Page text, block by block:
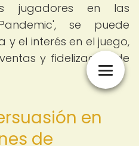
jugadores en las
se puede
el interés en el juego,
y fidelización de
en
de